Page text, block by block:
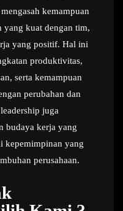
kemampuan
yang kuat dengan tim,
yang positif. Hal ini
produktivitas,
serta kemampuan
perubahan dan
juga
budaya kerja yang
kepemimpinan yang
perusahaan.